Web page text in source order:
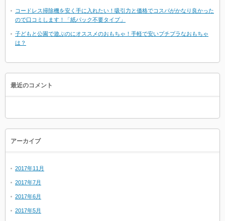
コードレス掃除機を安く手に入れたい！吸引力と価格でコスパがかなり良かった
ので口コミします！「紙パック不要タイプ」
子どもと公園で遊ぶのにオススメのおもちゃ！手軽で安いプチプラなおもちゃ
は？
最近のコメント
アーカイブ
2017年11月
2017年7月
2017年6月
2017年5月